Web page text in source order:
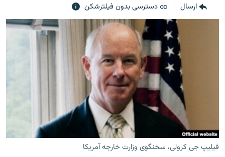
صفحه
جستجوبرنامه‌های رادیویی
چندرسانه‌ای
گزارش‌های تصویری
گزارش‌های ویدئویی
به ما بپیوندید
زبان‌های دیگر
ارسال
دسترسی بدون فیلترشکن
فیلیپ جی کرولی، سخنگوی وزارت خارجه آمریکا